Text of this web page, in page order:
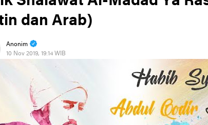
dan Arab)
Anonim
10 Nov 2019, 19:14 WIB